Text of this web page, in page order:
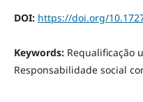
DOI: https://doi.org/
Keywords: Requalificação
Responsabilidade social